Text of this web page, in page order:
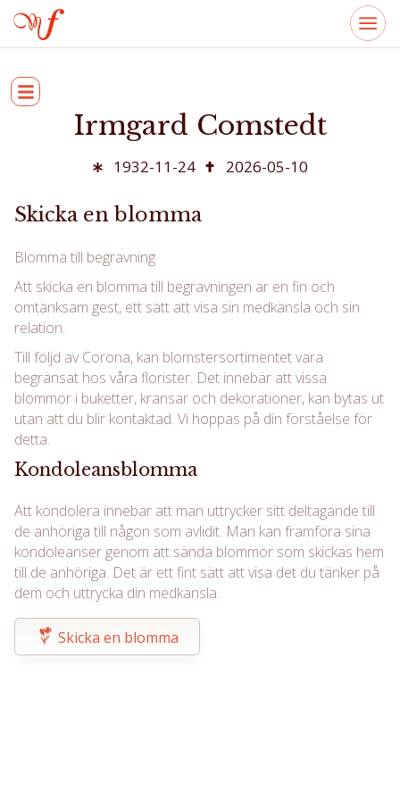
Irmgard Comstedt
1932-11-24 2026-05-10
Skicka en blomma
Blomma till begravning
Att skicka en blomma till begravningen är en fin och
omtänksam gest, ett sätt att visa sin medkänsla och sin
relation.
Till följd av Corona, kan blomstersortimentet vara
begränsat hos våra florister. Det innebär att vissa
blommor i buketter, kransar och dekorationer, kan bytas ut
utan att du blir kontaktad. Vi hoppas på din förståelse för
detta.
Kondoleansblomma
Att kondolera innebär att man uttrycker sitt deltagande till
de anhöriga till någon som avlidit. Man kan framföra sina
kondoleanser genom att sända blommor som skickas hem
till de anhöriga. Det är ett fint sätt att visa det du tänker på
dem och uttrycka din medkänsla.
Skicka en blomma